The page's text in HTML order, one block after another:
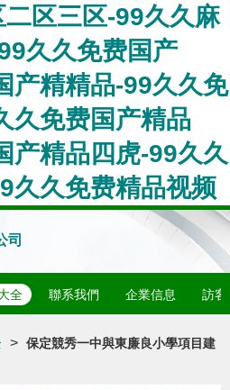
区三区-99久久麻
久久免费国产
产精精品-99久久免
久免费国产精品
产精品四虎-99久久
久久免费精品视频
司
全 聯系我們 企業信息 訪客
> 保定競秀一中與東廉良小學項目建